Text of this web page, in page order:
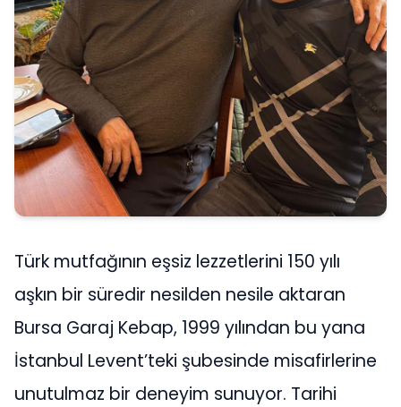
Türk mutfağının eşsiz lezzetlerini 150 yılı
aşkın bir süredir nesilden nesile aktaran
Bursa Garaj Kebap, 1999 yılından bu yana
İstanbul Levent’teki şubesinde misafirlerine
unutulmaz bir deneyim sunuyor. Tarihi